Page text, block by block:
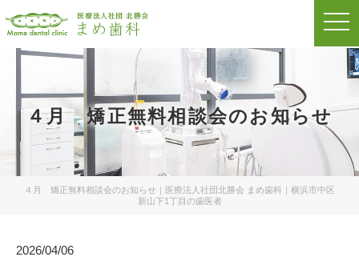
t
o
v
g
４月 矯正無料相談会のお知らせ
４月 矯正無料相談会のお知らせ｜医療法人社団北勝会 まめ歯科｜横浜市中区
新山下1丁目の歯医者
2026/04/06